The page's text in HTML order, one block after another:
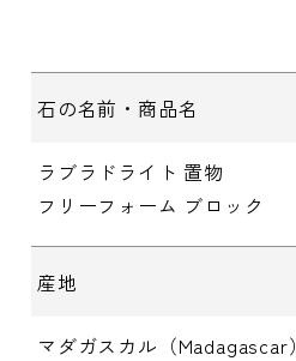
石の名前・商品名
ラブラドライト 置物
フリーフォーム ブロック
産地
マダガスカル（Madagascar）